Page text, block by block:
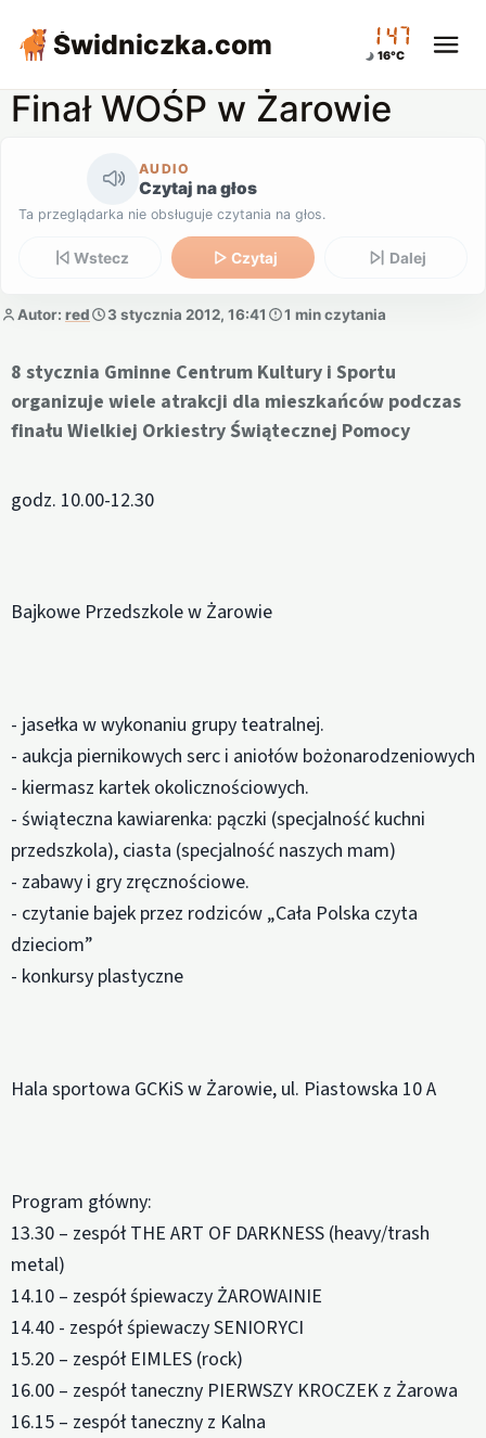
Świdniczka.com 01:47
16°C
Finał WOŚP w Żarowie
AUDIO
Czytaj na głos
Ta przeglądarka nie obsługuje czytania na głos.
Wstecz Czytaj Dalej
Autor: red 3 stycznia 2012, 16:41 1 min czytania
8 stycznia Gminne Centrum Kultury i Sportu
organizuje wiele atrakcji dla mieszkańców podczas
finału Wielkiej Orkiestry Świątecznej Pomocy
godz. 10.00-12.30
Bajkowe Przedszkole w Żarowie
- jasełka w wykonaniu grupy teatralnej.
- aukcja piernikowych serc i aniołów bożonarodzeniowych
- kiermasz kartek okolicznościowych.
- świąteczna kawiarenka: pączki (specjalność kuchni
przedszkola), ciasta (specjalność naszych mam)
- zabawy i gry zręcznościowe.
- czytanie bajek przez rodziców „Cała Polska czyta
dzieciom”
- konkursy plastyczne
Hala sportowa GCKiS w Żarowie, ul. Piastowska 10 A
Program główny:
13.30 – zespół THE ART OF DARKNESS (heavy/trash
metal)
14.10 – zespół śpiewaczy ŻAROWAINIE
14.40 - zespół śpiewaczy SENIORYCI
15.20 – zespół EIMLES (rock)
16.00 – zespół taneczny PIERWSZY KROCZEK z Żarowa
16.15 – zespół taneczny z Kalna